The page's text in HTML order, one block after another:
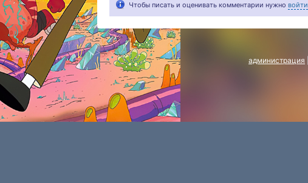
Чтобы писать и оценивать комментарии нужно войти
администрация